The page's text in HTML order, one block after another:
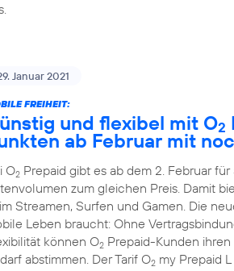
Januar 2021
FREIHEIT:
und flexibel mit O2
ab Februar mit
O2 Prepaid gibt es ab dem 2. Februar
zum gleichen Preis. Damit
Streamen, Surfen und Gamen. Die
Leben braucht: Ohne
können O2 Prepaid-Kunden
abstimmen. Der Tarif O2 my Prepaid